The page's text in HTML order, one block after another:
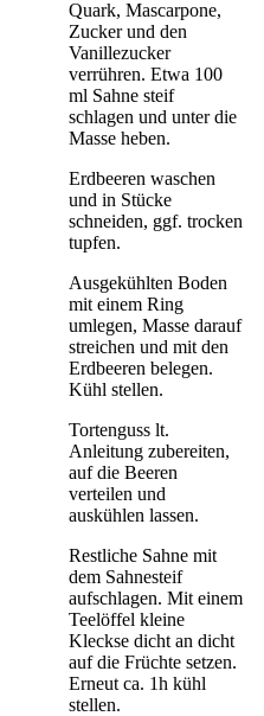
Quark, Mascarpone,
Zucker und den
Vanillezucker
verrühren. Etwa 100
ml Sahne steif
schlagen und unter die
Masse heben.
Erdbeeren waschen
und in Stücke
schneiden, ggf. trocken
tupfen.
Ausgekühlten Boden
mit einem Ring
umlegen, Masse darauf
streichen und mit den
Erdbeeren belegen.
Kühl stellen.
Tortenguss lt.
Anleitung zubereiten,
auf die Beeren
verteilen und
auskühlen lassen.
Restliche Sahne mit
dem Sahnesteif
aufschlagen. Mit einem
Teelöffel kleine
Kleckse dicht an dicht
auf die Früchte setzen.
Erneut ca. 1h kühl
stellen.